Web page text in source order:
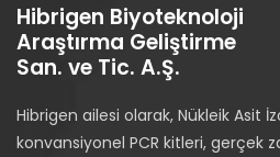
Hibrigen Biyoteknoloji
Araştırma Geliştirme
San. ve Tic. A.Ş.
Hibrigen ailesi olarak, Nükleik Asit
konvansiyonel PCR kitleri, gerçek